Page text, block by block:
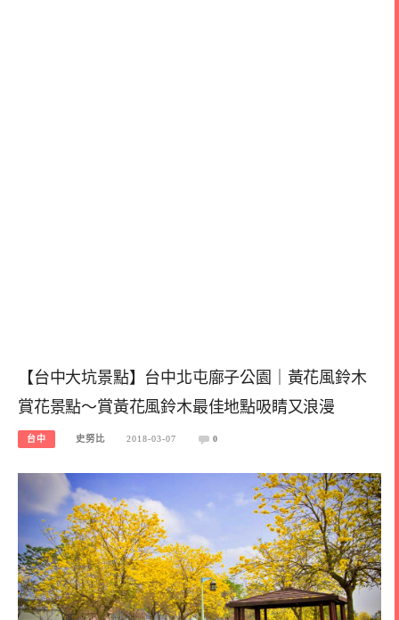
【台中大坑景點】台中北屯廍子公園｜黃花風鈴木
賞花景點～賞黃花風鈴木最佳地點吸睛又浪漫
台中 史努比 2018-03-07 0